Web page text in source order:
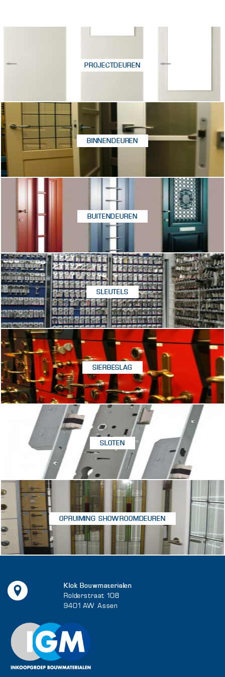
PROJECTDEUREN
BINNENDEUREN
BUITENDEUREN
SLEUTELS
SIERBESLAG
SLOTEN
OPRUIMING SHOWROOMDEUREN
Klok Bouwmaterialen
Rolderstraat 108
9401 AW Assen